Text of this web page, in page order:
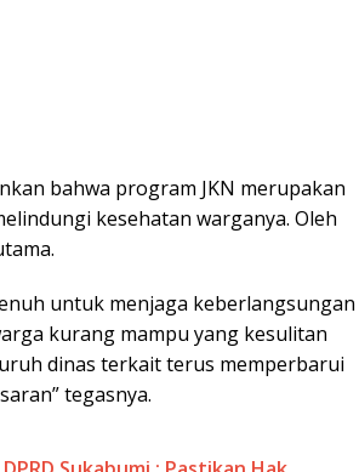
bahwa program JKN merupakan
kesehatan warganya. Oleh
untuk menjaga keberlangsungan
kurang mampu yang kesulitan
dinas terkait terus memperbarui
tegasnya.